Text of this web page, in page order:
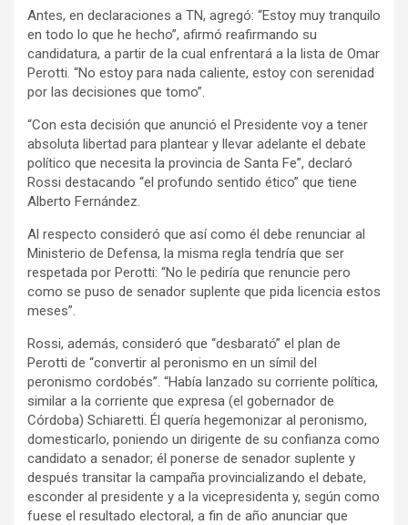
Antes, en declaraciones a TN, agregó: “Estoy muy tranquilo
en todo lo que he hecho”, afirmó reafirmando su
candidatura, a partir de la cual enfrentará a la lista de Omar
Perotti. “No estoy para nada caliente, estoy con serenidad
por las decisiones que tomo”.
“Con esta decisión que anunció el Presidente voy a tener
absoluta libertad para plantear y llevar adelante el debate
político que necesita la provincia de Santa Fe”, declaró
Rossi destacando “el profundo sentido ético” que tiene
Alberto Fernández.
Al respecto consideró que así como él debe renunciar al
Ministerio de Defensa, la misma regla tendría que ser
respetada por Perotti: “No le pediría que renuncie pero
como se puso de senador suplente que pida licencia estos
meses”.
Rossi, además, consideró que “desbarató” el plan de
Perotti de “convertir al peronismo en un símil del
peronismo cordobés”. “Había lanzado su corriente política,
similar a la corriente que expresa (el gobernador de
Córdoba) Schiaretti. Él quería hegemonizar al peronismo,
domesticarlo, poniendo un dirigente de su confianza como
candidato a senador; él ponerse de senador suplente y
después transitar la campaña provincializando el debate,
esconder al presidente y a la vicepresidenta y, según como
fuese el resultado electoral, a fin de año anunciar que